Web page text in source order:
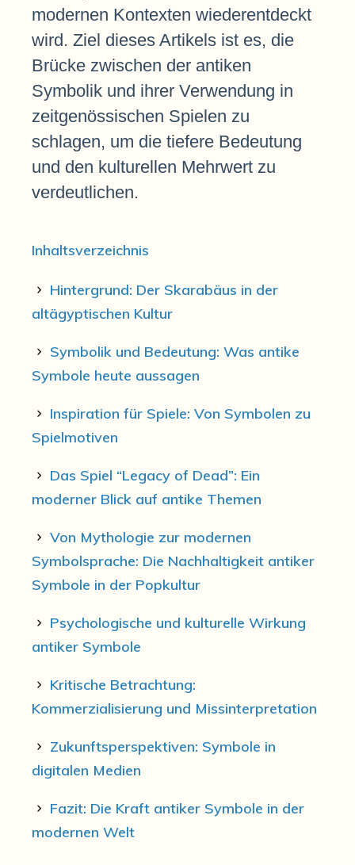
modernen Kontexten wiederentdeckt
wird. Ziel dieses Artikels ist es, die
Brücke zwischen der antiken
Symbolik und ihrer Verwendung in
zeitgenössischen Spielen zu
schlagen, um die tiefere Bedeutung
und den kulturellen Mehrwert zu
verdeutlichen.
Inhaltsverzeichnis
Hintergrund: Der Skarabäus in der
altägyptischen Kultur
Symbolik und Bedeutung: Was antike
Symbole heute aussagen
Inspiration für Spiele: Von Symbolen zu
Spielmotiven
Das Spiel “Legacy of Dead”: Ein
moderner Blick auf antike Themen
Von Mythologie zur modernen
Symbolsprache: Die Nachhaltigkeit antiker
Symbole in der Popkultur
Psychologische und kulturelle Wirkung
antiker Symbole
Kritische Betrachtung:
Kommerzialisierung und Missinterpretation
Zukunftsperspektiven: Symbole in
digitalen Medien
Fazit: Die Kraft antiker Symbole in der
modernen Welt